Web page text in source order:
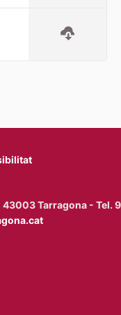
43003 Tarragona - Tel.